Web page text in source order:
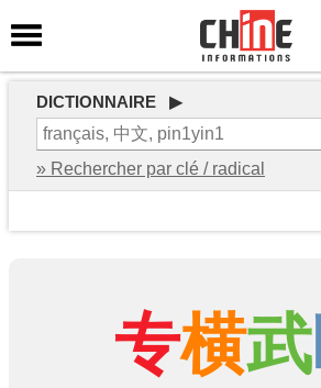
DICTIONNAIRE ▶
» Rechercher par clé / radical
专横武